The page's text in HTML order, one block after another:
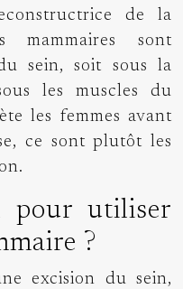
de la
mammaires sont
sein, soit sous la
les muscles du
les femmes avant
ce sont plutôt les
pour utiliser
?
excision du sein,